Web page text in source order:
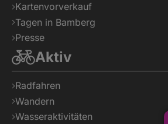
Kartenvorverkauf
Tagen in Bamberg
Presse
Aktiv
Radfahren
Wandern
Wasseraktivitäten